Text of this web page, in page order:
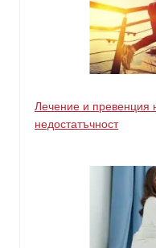
Лечение и превенция
недостатъчност